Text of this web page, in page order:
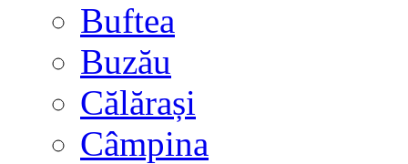
Buftea
Buzău
Călărași
Câmpina